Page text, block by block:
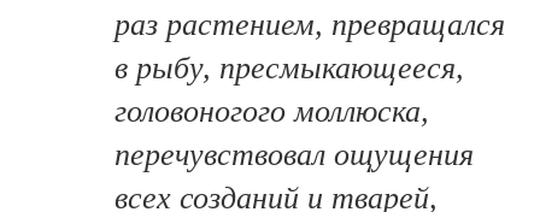
раз растением, превращался
в рыбу, пресмыкающееся,
головоногого моллюска,
перечувствовал ощущения
всех созданий и тварей,